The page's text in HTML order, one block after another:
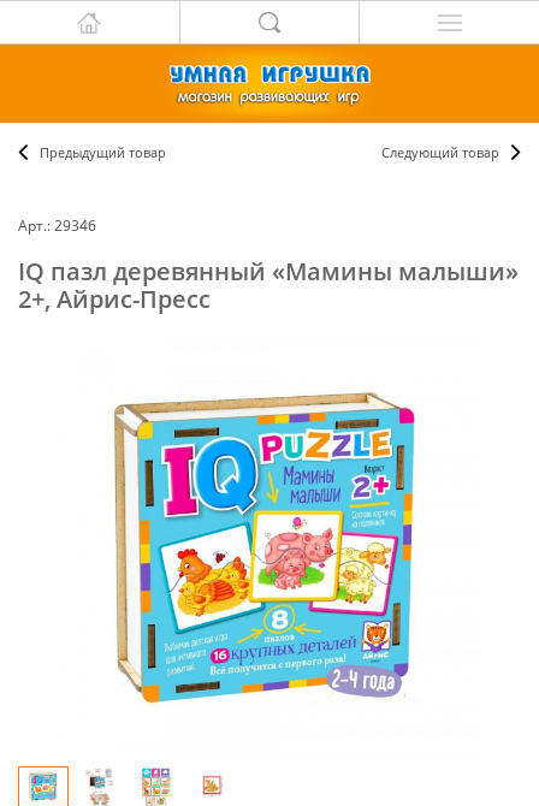
Предыдущий товар Следующий товар
Арт.: 29346
IQ пазл деревянный «Мамины малыши»
2+, Айрис-Пресс